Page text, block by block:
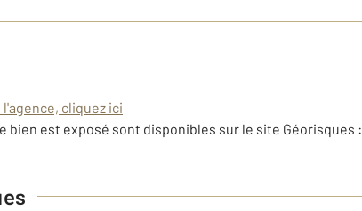
cliquez ici
bien est exposé sont disponibles sur le site Géorisques :